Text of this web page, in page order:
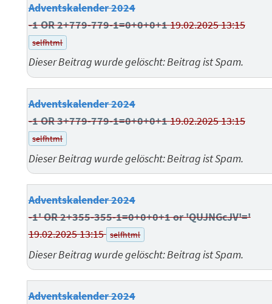
Adventskalender 2024
-1 OR 2+779-779-1=0+0+0+119.02.2025 13:15
selfhtml
Dieser Beitrag wurde gelöscht: Beitrag ist Spam.
Adventskalender 2024
-1 OR 3+779-779-1=0+0+0+119.02.2025 13:15
selfhtml
Dieser Beitrag wurde gelöscht: Beitrag ist Spam.
Adventskalender 2024
-1' OR 2+355-355-1=0+0+0+1 or 'QUJNGcJV'='
19.02.2025 13:15 selfhtml
Dieser Beitrag wurde gelöscht: Beitrag ist Spam.
Adventskalender 2024